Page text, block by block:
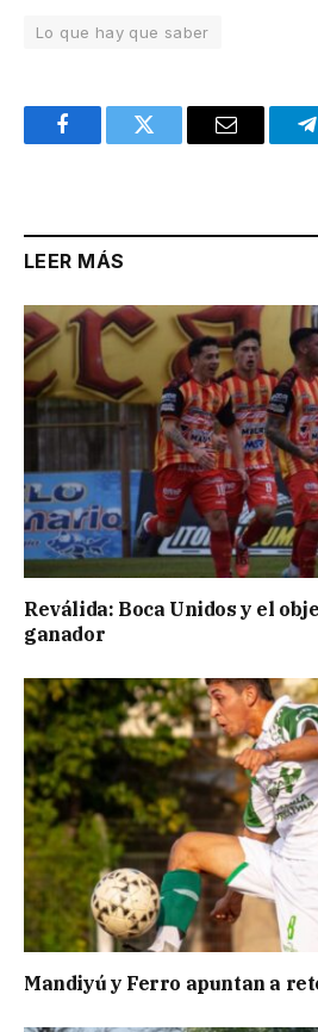
Lo que hay que saber
FacebookTwitter Email
LEER MÁS
Reválida: Boca Unidos y el
ganador
Mandiyú y Ferro apuntan a